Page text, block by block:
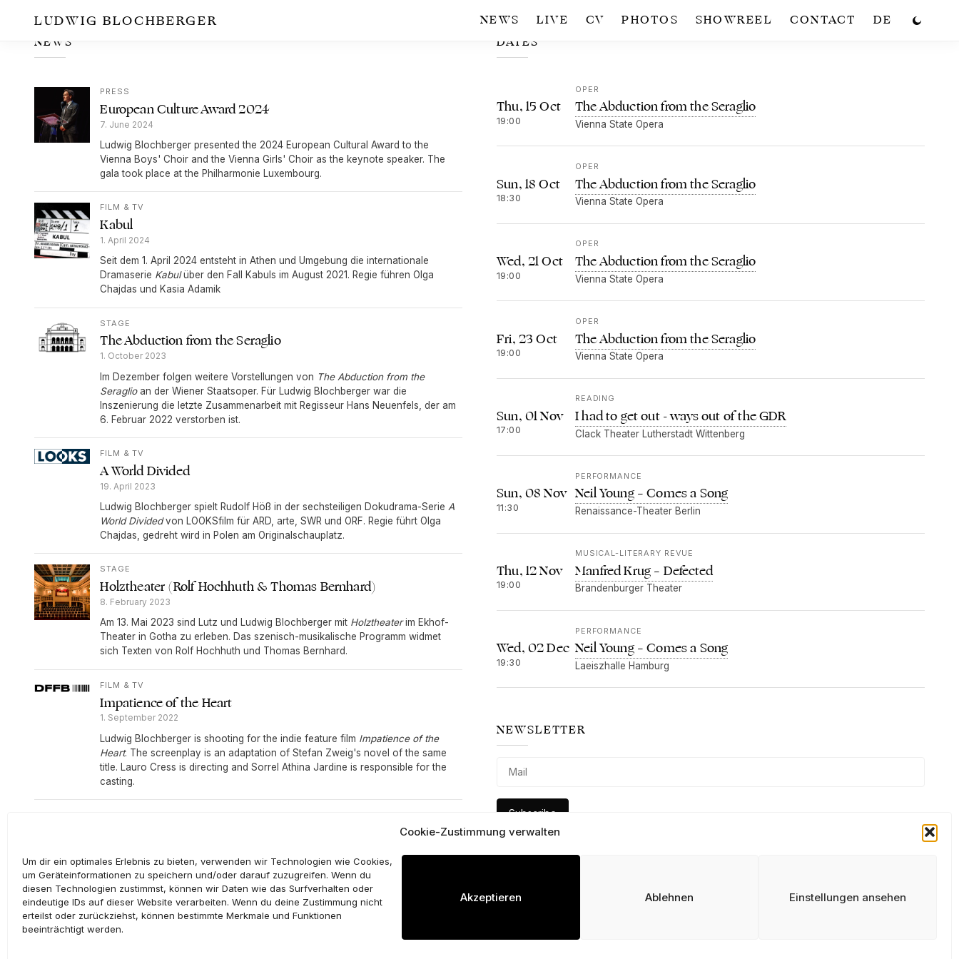
Cookie-Zustimmung verwalten
Um dir ein optimales Erlebnis zu bieten, verwenden wir Technologien wie Cookies,
um Geräteinformationen zu speichern und/oder darauf zuzugreifen. Wenn du
diesen Technologien zustimmst, können wir Daten wie das Surfverhalten oder
eindeutige IDs auf dieser Website verarbeiten. Wenn du deine Zustimmung nicht
erteilst oder zurückziehst, können bestimmte Merkmale und Funktionen
beeinträchtigt werden.
Akzeptieren Ablehnen Einstellungen ansehen
LUDWIG BLOCHBERGER NEWS LIVE CV PHOTOS SHOWREEL CONTACT
DE
NEWS
PRESS
European Culture Award 2024
7. June 2024
Ludwig Blochberger presented the 2024 European Cultural Award to the
Vienna Boys' Choir and the Vienna Girls' Choir as the keynote speaker. The
gala took place at the Philharmonie Luxembourg.
FILM & TV
Kabul
1. April 2024
Seit dem 1. April 2024 entsteht in Athen und Umgebung die internationale
Dramaserie Kabulüber den Fall Kabuls im August 2021. Regie führen Olga
Chajdas und Kasia Adamik
STAGE
The Abduction from the Seraglio
1. October 2023
Im Dezember folgen weitere Vorstellungen von The Abduction from the
Seraglioan der Wiener Staatsoper. Für Ludwig Blochberger war die
Inszenierung die letzte Zusammenarbeit mit Regisseur Hans Neuenfels, der am
6. Februar 2022 verstorben ist.
FILM & TV
A World Divided
19. April 2023
Ludwig Blochberger spielt Rudolf Höß in der sechsteiligen Dokudrama-Serie A
World Dividedvon LOOKSfilm für ARD, arte, SWR und ORF. Regie führt Olga
Chajdas, gedreht wird in Polen am Originalschauplatz.
STAGE
Holztheater (Rolf Hochhuth & Thomas Bernhard)
8. February 2023
Am 13. Mai 2023 sind Lutz und Ludwig Blochberger mit Holztheaterim Ekhof-
Theater in Gotha zu erleben. Das szenisch-musikalische Programm widmet
sich Texten von Rolf Hochhuth und Thomas Bernhard.
FILM & TV
Impatience of the Heart
1. September 2022
Ludwig Blochberger is shooting for the indie feature film Impatience of the
Heart. The screenplay is an adaptation of Stefan Zweig's novel of the same
title. Lauro Cress is directing and Sorrel Athina Jardine is responsible for the
casting.
DATES
Thu, 15 Oct
19:00
OPER
The Abduction from the Seraglio
Vienna State Opera
Sun, 18 Oct
18:30
OPER
The Abduction from the Seraglio
Vienna State Opera
Wed, 21 Oct
19:00
OPER
The Abduction from the Seraglio
Vienna State Opera
Fri, 23 Oct
19:00
OPER
The Abduction from the Seraglio
Vienna State Opera
Sun, 01 Nov
17:00
READING
I had to get out - ways out of the GDR
Clack Theater Lutherstadt Wittenberg
Sun, 08 Nov
11:30
PERFORMANCE
Neil Young – Comes a Song
Renaissance-Theater Berlin
Thu, 12 Nov
19:00
MUSICAL-LITERARY REVUE
Manfred Krug – Defected
Brandenburger Theater
Wed, 02 Dec
19:30
PERFORMANCE
Neil Young – Comes a Song
Laeiszhalle Hamburg
NEWSLETTER